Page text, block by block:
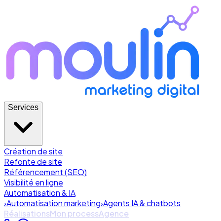
Services
Création de site
Refonte de site
Référencement (SEO)
Visibilité en ligne
Automatisation & IA
›Automatisation marketing›Agents IA & chatbots
RéalisationsMon processAgence